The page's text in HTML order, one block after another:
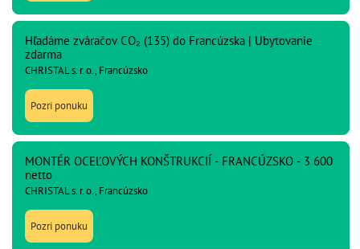
Hľadáme zváračov CO₂ (135) do Francúzska | Ubytovanie
zdarma
CHRISTAL s. r. o., Francúzsko
Pozri ponuku
MONTÉR OCEĽOVÝCH KONŠTRUKCIÍ - FRANCÚZSKO - 3 600
netto
CHRISTAL s. r. o., Francúzsko
Pozri ponuku